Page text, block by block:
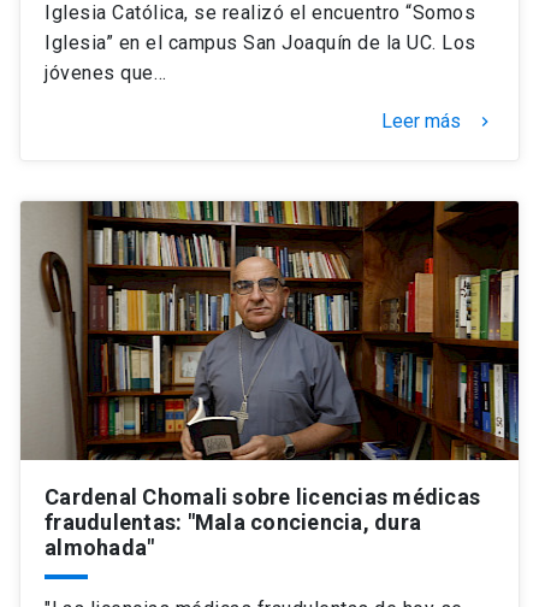
Iglesia Católica, se realizó el encuentro “Somos
Iglesia” en el campus San Joaquín de la UC. Los
jóvenes que…
Leer más keyboard_arrow_right
Cardenal Chomali sobre licencias médicas
fraudulentas: "Mala conciencia, dura
almohada"